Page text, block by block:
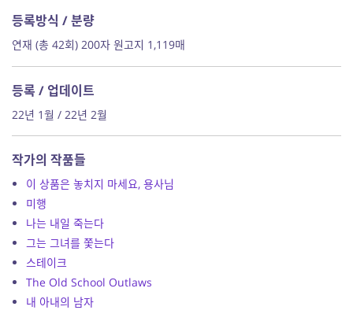
등록방식 / 분량
연재 (총 42회) 200자 원고지 1,119매
등록 / 업데이트
22년 1월 / 22년 2월
작가의 작품들
이 상품은 놓치지 마세요, 용사님
미행
나는 내일 죽는다
그는 그녀를 쫓는다
스테이크
The Old School Outlaws
내 아내의 남자